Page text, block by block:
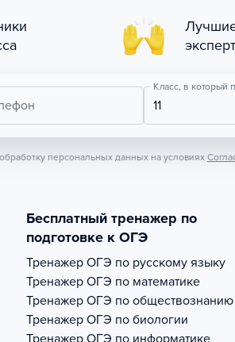
Класс, в который
11
персональных данных на условиях
Бесплатный тренажер по
подготовке к ОГЭ
Тренажер ОГЭ по русскому языку
Тренажер ОГЭ по математике
Тренажер ОГЭ по обществознанию
Тренажер ОГЭ по биологии
Тренажер ОГЭ по информатике